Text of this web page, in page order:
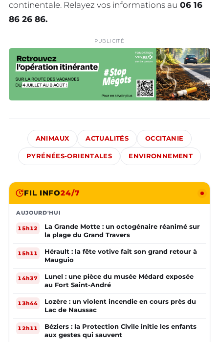
continentale. Relayez vos informations au 06 16
86 26 86.
PUBLICITÉ
ANIMAUX ACTUALITÉS OCCITANIE
PYRÉNÉES-ORIENTALES ENVIRONNEMENT
FIL INFO24/7
AUJOURD'HUI
15h12
La Grande Motte : un octogénaire réanimé sur
la plage du Grand Travers
15h11
Hérault : la fête votive fait son grand retour à
Mauguio
14h37
Lunel : une pièce du musée Médard exposée
au Fort Saint-André
13h44
Lozère : un violent incendie en cours près du
Lac de Naussac
12h11
Béziers : la Protection Civile initie les enfants
aux gestes qui sauvent